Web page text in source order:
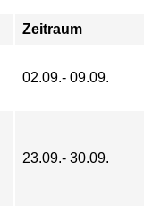
Zeitraum
02.09.- 09.09.
23.09.- 30.09.